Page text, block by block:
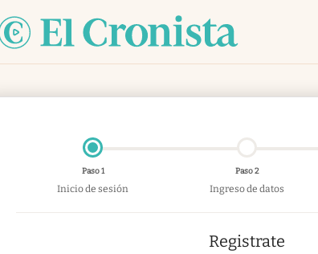
Paso 1
Inicio de sesión
Paso 2
Ingreso de datos
Registrate